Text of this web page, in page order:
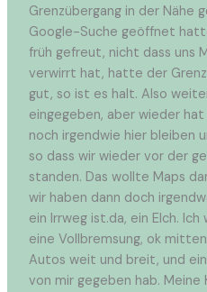
Grenzübergang in der Nähe
Google-Suche geöffnet
früh gefreut, nicht dass uns
verwirrt hat, hatte der
gut, so ist es halt. Also
eingegeben, aber wieder
noch irgendwie hier bleiben
so dass wir wieder vor der
standen. Das wollte Maps
wir haben dann doch
ein Irrweg ist.da, ein Elch.
eine Vollbremsung, ok
Autos weit und breit, und
von mir gegeben hab. Meine